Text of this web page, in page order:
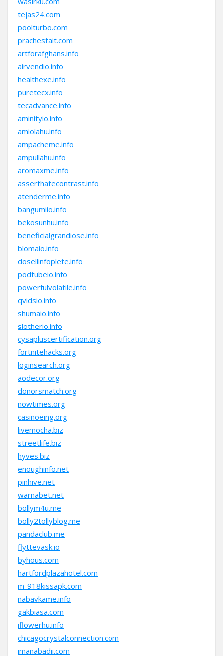
tejas24.com
poolturbo.com
prachestait.com
artforafghans.info
airvendio.info
healthexe.info
puretecx.info
tecadvance.info
aminityio.info
amiolahu.info
ampacheme.info
ampullahu.info
aromaxme.info
asserthatecontrast.info
atenderme.info
bangumiio.info
bekosunhu.info
beneficialgrandiose.info
blomaio.info
dosellinfoplete.info
podtubeio.info
powerfulvolatile.info
qvidsio.info
shumaio.info
slotherio.info
cysapluscertification.org
fortnitehacks.org
loginsearch.org
aodecor.org
donorsmatch.org
nowtimes.org
casinoeing.org
livemocha.biz
streetlife.biz
hyves.biz
enoughinfo.net
pinhive.net
warnabet.net
bollym4u.me
bolly2tollyblog.me
pandaclub.me
flyttevask.io
byhous.com
hartfordplazahotel.com
m-918kissapk.com
nabavkame.info
gakbiasa.com
iflowerhu.info
chicagocrystalconnection.com
imanabadii.com